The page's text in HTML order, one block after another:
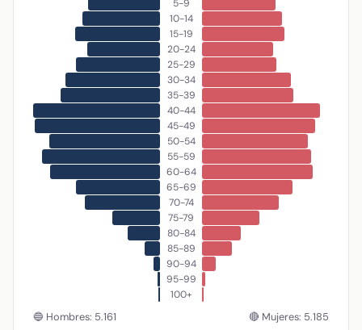
5-9
10-14
15-19
20-24
25-29
30-34
35-39
40-44
45-49
50-54
55-59
60-64
65-69
70-74
75-79
80-84
85-89
90-94
95-99
100+
🔵 Hombres: 5.161 🔴 Mujeres: 5.185